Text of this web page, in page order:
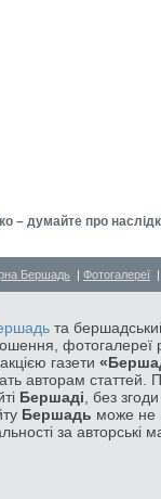
– думайте про
Бершадь | Фотогалереї
та
фотогалереї
газети
авторам статтей.
Бершаді , без
Бершадь може не
за авторські